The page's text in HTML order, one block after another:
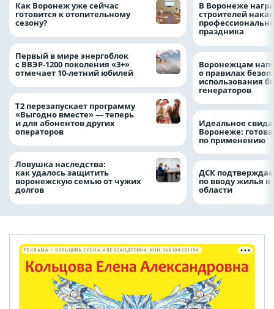
Как Воронеж уже сейчас
готовится к отопительному
сезону?
Первый в мире энергоблок
с ВВЭР-1200 поколения «3+»
отмечает 10-летний юбилей
Т2 перезапускает программу
«Выгодно вместе» — теперь
и для абонентов других
операторов
Ловушка наследства:
как удалось защитить
воронежскую семью от чужих
долгов
В Воронеже
строителей
праздника
Воронежцам
о правилах
использования
генераторов
Идеальное
Воронеже:
по применению
ДСК
по вводу жилья
области
РЕКЛАМА • КОЛЬЦОВА ЕЛЕНА АЛЕКСАНДРОВНА ИНН 366100251196